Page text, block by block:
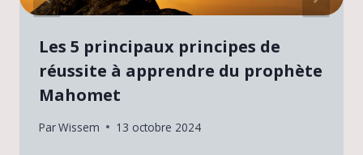
Les 5 principaux principes de
réussite à apprendre du prophète
Mahomet
ParWissem 13 octobre 2024